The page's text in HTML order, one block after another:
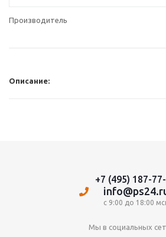
Производитель
Описание:
+7 (495) 187-
с 9:00 до 18:00
Мы в социальных